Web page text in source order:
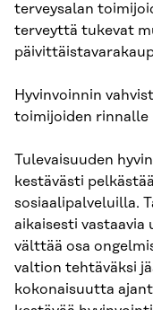
terveysalan
terveyttä tukevat
Hyvinvoinnin
toimijoiden rinnalle
Tulevaisuuden
kestävästi
sosiaalipalveluilla.
aikaisesti vastaavia
välttää osa
valtion tehtäväksi
kokonaisuutta